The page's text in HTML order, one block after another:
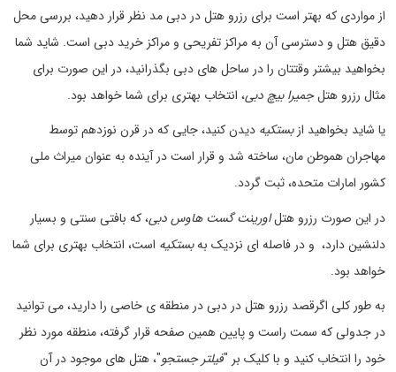
از مواردی که بهتر است برای رزرو هتل در دبی مد نظر قرار دهید، بررسی محل
دقیق هتل و دسترسی آن به مراکز تفریحی و مراکز خرید دبی است. شاید شما
بخواهید بیشتر وقتتان را در ساحل های دبی بگذرانید، در این صورت برای
مثال رزرو هتلجمیرا بیچ دبی، انتخاب بهتری برای شما خواهد بود.
یا شاید بخواهید ازبستکیه دیدن کنید، جایی که در قرن نوزدهم توسط
مهاجران هموطن مان، ساخته شد و قرار است در آینده به عنوان میراث ملی
کشور امارات متحده، ثبت گردد.
در این صورت رزرو هتلاورینت گست هاوس دبی، که بافتی سنتی و بسیار
دلنشین دارد، و در فاصله ای نزدیک بهبستکیه است، انتخاب بهتری برای شما
خواهد بود.
به طور کلی اگرقصد رزرو هتل در دبی در منطقه ی خاصی را دارید، می توانید
در جدولی که سمت راست و پایین همین صفحه قرار گرفته، منطقه مورد نظر
خود را انتخاب کنید و با کلیک بر "فیلتر جستجو"، هتل های موجود در آن